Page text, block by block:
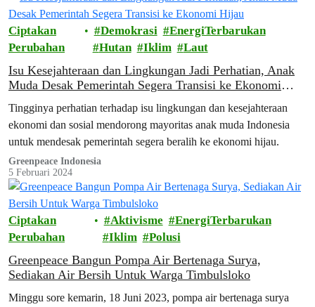
Ciptakan
Perubahan
Demokrasi
EnergiTerbarukan
Hutan
Iklim Laut
Isu Kesejahteraan dan Lingkungan Jadi Perhatian, Anak
Muda Desak Pemerintah Segera Transisi ke Ekonomi
Tingginya perhatian terhadap isu lingkungan dan kesejahteraan
ekonomi dan sosial mendorong mayoritas anak muda Indonesia
untuk mendesak pemerintah segera beralih ke ekonomi hijau.
Greenpeace Indonesia
5 Februari 2024
Ciptakan
Perubahan
Aktivisme
EnergiTerbarukan
Iklim
Polusi
Greenpeace Bangun Pompa Air Bertenaga Surya,
Sediakan Air Bersih Untuk Warga Timbulsloko
Minggu sore kemarin, 18 Juni 2023, pompa air bertenaga surya